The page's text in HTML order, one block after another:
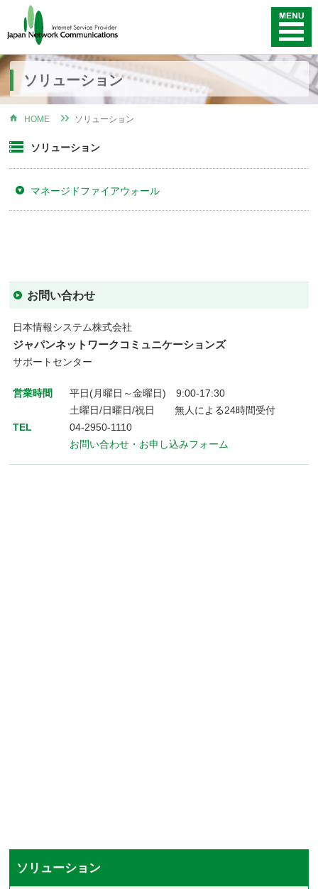
ソリューション
HOME ソリューション
ソリューション
マネージドファイアウォール
お問い合わせ
日本情報システム株式会社
ジャパンネットワークコミュニケーションズ
サポートセンター
営業時間
平日(月曜日～金曜日) 9:00-17:30
土曜日/日曜日/祝日 無人による24時間受付
TEL
04-2950-1110
お問い合わせ・お申し込みフォーム
ソリューション